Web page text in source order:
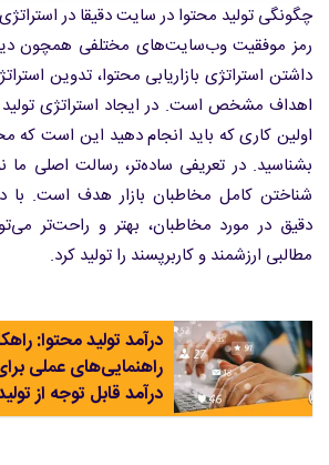
چگونگی تولید محتوا در سایت دقیقا در
رمز موفقیت وب‌سایت‌های مختلفی همچون
داشتن استراتژی بازاریابی محتوا، تدوین
اهداف مشخص است. در ایجاد استراتژی
اولین کاری که باید انجام دهید این است که
بشناسید. در تعریفی ساده‌تر، رسالت اصلی ما
شناختن کامل مخاطبان بازار هدف است.
دقیق در مورد مخاطبان، بهتر و راحت‌تر
مطالبی ارزشمند و کاربرپسند را تولید کرد.
درآمد تولید محتوا:
راهنمایی‌های عملی
درآمد قابل توجه از